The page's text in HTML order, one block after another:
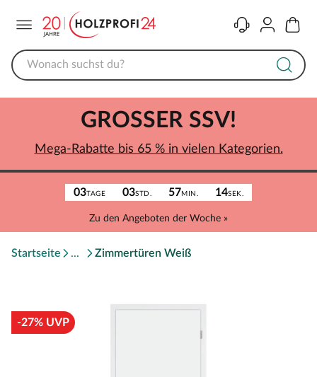
KontaktKonto
03TAGE 03STD. 57MIN. 14SEK.
Zu den Angeboten der Woche »
GROSSER SSV!
Mega-Rabatte bis 65 % in vielen Kategorien.
Startseite Zimmertüren Weiß
-27% UVP